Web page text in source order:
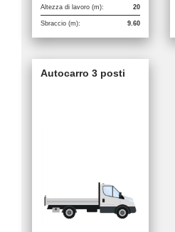
Altezza di lavoro (m): 20
Sbraccio (m): 9.60
Autocarro 3 posti